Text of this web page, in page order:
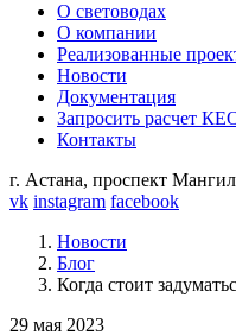
О световодах
О компании
Реализованные
Новости
Документация
Запросить расчет
Контакты
г. Астана, проспект
vk instagram facebook
Новости
Блог
Когда стоит
29 мая 2023